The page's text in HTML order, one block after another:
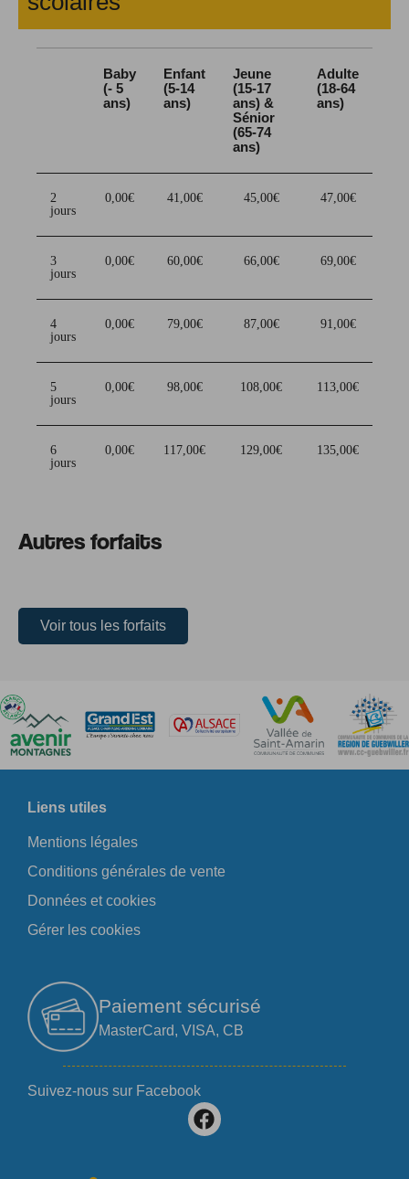
Autres forfaits
Voir tous les forfaits
Baby
(- 5
ans)
Enfant
(5-14
ans)
Jeune
(15-17
ans) &
Sénior
(65-74
ans)
Adulte
(18-64
ans)
2
jours
0,00€ 41,00€ 45,00€ 47,00€
3
jours
0,00€ 60,00€ 66,00€ 69,00€
4
jours
0,00€ 79,00€ 87,00€ 91,00€
5
jours
0,00€ 98,00€ 108,00€ 113,00€
6
jours
0,00€ 117,00€ 129,00€ 135,00€
Liens utiles
Mentions légales
Conditions générales de vente
Données et cookies
Gérer les cookies
Paiement sécurisé
MasterCard, VISA, CB
Suivez-nous sur Facebook